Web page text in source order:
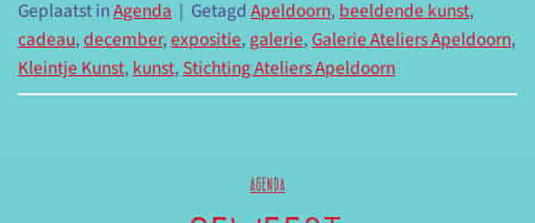
Geplaatst inAgenda | GetagdApeldoorn, beeldende kunst,
cadeau,december,expositie, galerie,Galerie Ateliers Apeldoorn,
Kleintje Kunst, kunst,Stichting Ateliers Apeldoorn
AGENDA